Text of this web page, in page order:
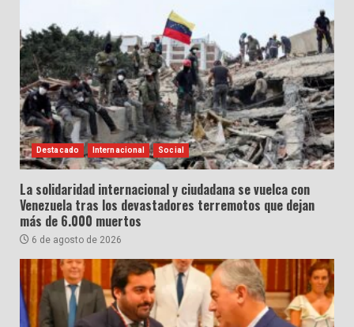
Destacado Internacional Social
La solidaridad internacional y ciudadana se vuelca con
Venezuela tras los devastadores terremotos que dejan
más de 6.000 muertos
6 de agosto de 2026